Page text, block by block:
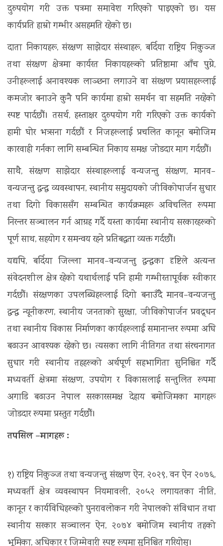
दुरुपयोग गरी उक्त पत्रमा समावेश गरिएको पाइएको छ। यस
कार्यप्रति हाम्रो गम्भीर असहमति रहेको छ।
दाता निकायहरू, संरक्षण साझेदार संस्थाहरू, बर्दिया राष्ट्रिय निकुञ्ज
तथा संरक्षण क्षेत्रमा कार्यरत निकायहरूको प्रतिष्ठामा आँच पुग्ने,
उनीहरूलाई अनावश्यक लाञ्छना लगाउने वा संरक्षण प्रयासहरूलाई
कमजोर बनाउने कुनै पनि कार्यमा हाम्रो समर्थन वा सहमति नरहेको
स्पष्ट पार्दछौं। तसर्थ, हस्ताक्षर दुरुपयोग गरी गरिएको उक्त कार्यको
हामी घोर भत्र्सना गर्दछौं र निजहरूलाई प्रचलित कानून बमोजिम
कारवाही गर्नका लागि सम्बन्धित निकाय समक्ष जोडदार माग गर्दछौं।
साथै, संरक्षण साझेदार संस्थाहरूलाई वन्यजन्तु संरक्षण, मानव–
वन्यजन्तु द्वन्द्व व्यवस्थापन, स्थानीय समुदायको जीविकोपार्जन सुधार
तथा दिगो विकाससँग सम्बन्धित कार्यक्रमहरू अविचलित रूपमा
निरन्तर सञ्चालन गर्न आग्रह गर्दै यस्ता कार्यमा स्थानीय सरकारहरूको
पूर्ण साथ, सहयोग र समन्वय रहने प्रतिबद्धता व्यक्त गर्दछौं।
यद्यपि, बर्दिया जिल्ला मानव–वन्यजन्तु द्वन्द्वका दृष्टिले अत्यन्त
संवेदनशील क्षेत्र रहेको यथार्थलाई पनि हामी गम्भीरतापूर्वक स्वीकार
गर्दछौं। संरक्षणका उपलब्धिहरूलाई दिगो बनाउँदै मानव–वन्यजन्तु
द्वन्द्व न्यूनीकरण, स्थानीय जनताको सुरक्षा, जीविकोपार्जन प्रवद्र्धन
तथा स्थानीय विकास निर्माणका कार्यहरूलाई समानान्तर रूपमा अघि
बढाउन आवश्यक रहेको छ। त्यसका लागि नीतिगत तथा संरचनागत
सुधार गरी स्थानीय तहहरूको अर्थपूर्ण सहभागिता सुनिश्चित गर्दै
मध्यवर्ती क्षेत्रमा संरक्षण, उपयोग र विकासलाई सन्तुलित रूपमा
अगाडि बढाउन नेपाल सरकारसमक्ष देहाय बमोजिमका मागहरू
जोडदार रूपमा प्रस्तुत गर्दछौं।
तपसिल –मागहरू :
१) राष्ट्रिय निकुञ्ज तथा वन्यजन्तु संरक्षण ऐन, २०२९, वन ऐन २०७६,
मध्यवर्ती क्षेत्र व्यवस्थापन नियमावली, २०५२ लगायतका नीति,
कानून र कार्यविधिहरूको पुनरावलोकन गरी नेपालको संविधान तथा
स्थानीय सरकार सञ्चालन ऐन, २०७४ बमोजिम स्थानीय तहको